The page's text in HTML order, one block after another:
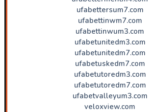
ufabettersum7.com
ufabettinwm7.com
ufabettinwum3.com
ufabetunitedm3.com
ufabetunitedm7.com
ufabetuskedm7.com
ufabetutoredm3.com
ufabetutoredm7.com
ufabetvalleyum3.com
veloxview.com